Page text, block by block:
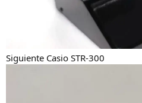
Siguiente Casio STR-300